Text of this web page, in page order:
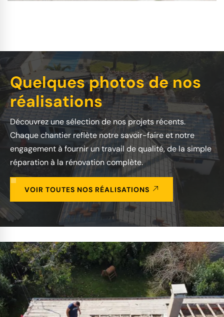
Quelques photos de nos
réalisations
Découvrez une sélection de nos projets récents.
Chaque chantier reflète notre savoir-faire et notre
engagement à fournir un travail de qualité, de la simple
réparation à la rénovation complète.
VOIR TOUTES NOS RÉALISATIONS